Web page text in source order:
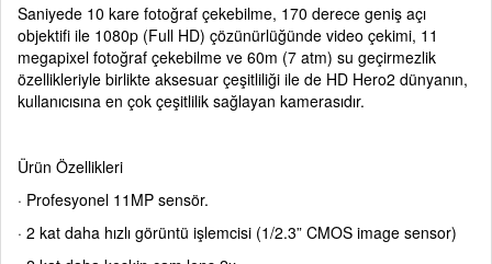
Saniyede 10 kare fotoğraf çekebilme, 170 derece geniş açı
objektifi ile 1080p (Full HD) çözünürlüğünde video çekimi, 11
megapixel fotoğraf çekebilme ve 60m (7 atm) su geçirmezlik
özellikleriyle birlikte aksesuar çeşitliliği ile de HD Hero2 dünyanın,
kullanıcısına en çok çeşitlilik sağlayan kamerasıdır.
Ürün Özellikleri
· Profesyonel 11MP sensör.
· 2 kat daha hızlı görüntü işlemcisi (1/2.3” CMOS image sensor)